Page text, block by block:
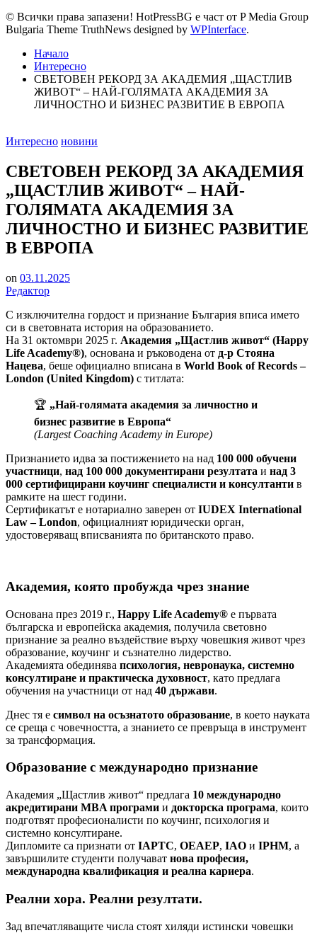
© Всички права запазени! HotPressBG е част от P Media Group
Bulgaria Theme TruthNews designed by WPInterface.
Начало
Интересно
СВЕТОВЕН РЕКОРД ЗА АКАДЕМИЯ „ЩАСТЛИВ
ЖИВОТ“ – НАЙ-ГОЛЯМАТА АКАДЕМИЯ ЗА
ЛИЧНОСТНО И БИЗНЕС РАЗВИТИЕ В ЕВРОПА
Posted
Интересно новини
СВЕТОВЕН РЕКОРД ЗА АКАДЕМИЯ
„ЩАСТЛИВ ЖИВОТ“ – НАЙ-
ГОЛЯМАТА АКАДЕМИЯ ЗА
ЛИЧНОСТНО И БИЗНЕС РАЗВИТИЕ
В ЕВРОПА
on 03.11.2025
Редактор
С изключителна гордост и признание България вписа името
си в световната история на образованието.
На 31 октомври 2025 г. Академия „Щастлив живот“ (Happy
Life Academy®), основана и ръководена от д-р Стояна
Нацева, беше официално вписана в World Book of Records –
London (United Kingdom) с титлата:
🏆 „Най-голямата академия за личностно и
бизнес развитие в Европа“
(Largest Coaching Academy in Europe)
Признанието идва за постижението на над 100 000 обучени
участници, над 100 000 документирани резултата и над 3
000 сертифицирани коучинг специалисти и консултанти в
рамките на шест години.
Сертификатът е нотариално заверен от IUDEX International
Law – London, официалният юридически орган,
удостоверяващ вписванията по британското право.
Академия, която пробужда чрез знание
Основана през 2019 г., Happy Life Academy® е първата
българска и европейска академия, получила световно
признание за реално въздействие върху човешкия живот чрез
образование, коучинг и съзнателно лидерство.
Академията обединява психология, невронаука, системно
консултиране и практическа духовност, като предлага
обучения на участници от над 40 държави.
Днес тя е символ на осъзнатото образование, в което науката
се среща с човечността, а знанието се превръща в инструмент
за трансформация.
Образование с международно признание
Академия „Щастлив живот“ предлага 10 международно
акредитирани MBA програми и докторска програма, които
подготвят професионалисти по коучинг, психология и
системно консултиране.
Дипломите са признати от IAPTC, OEAEP, IAO и IPHM, а
завършилите студенти получават нова професия,
международна квалификация и реална кариера.
Реални хора. Реални резултати.
Зад впечатляващите числа стоят хиляди истински човешки